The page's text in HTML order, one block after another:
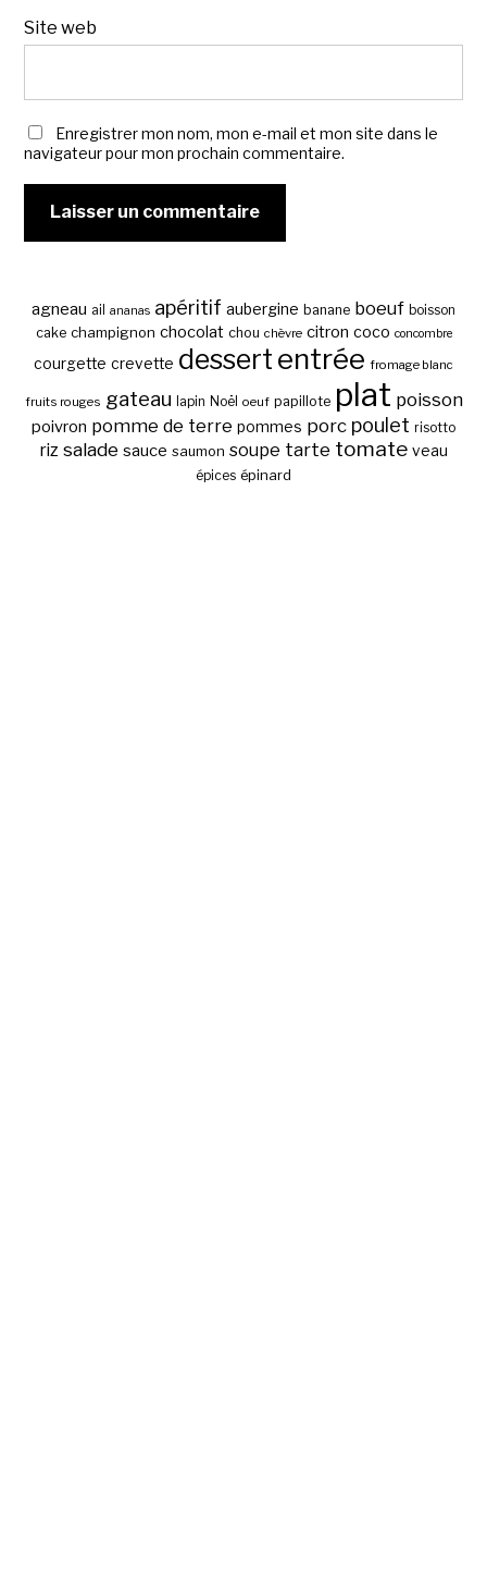
Site web
Enregistrer mon nom, mon e-mail et mon site dans le
navigateur pour mon prochain commentaire.
agneau ail ananas apéritif aubergine banane boeuf boisson
cake champignon chocolat chou chèvre citron coco concombre
courgette crevette dessert entrée fromage blanc
fruits rouges gateau lapin Noël oeuf papillote plat poisson
poivron pomme de terre pommes porc poulet risotto
riz salade sauce saumon soupe tarte tomate veau
épices épinard